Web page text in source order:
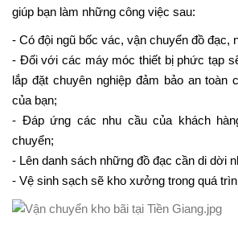
giúp bạn làm những công việc sau:
- Có đội ngũ bốc vác, vận chuyển đồ đạc,
- Đối với các máy móc thiết bị phức tạp
lắp đặt chuyên nghiệp đảm bảo an toàn
của bạn;
- Đáp ứng các nhu cầu của khách
chuyển;
- Lên danh sách những đồ đạc cần di dời
- Vệ sinh sạch sẽ kho xưởng trong quá